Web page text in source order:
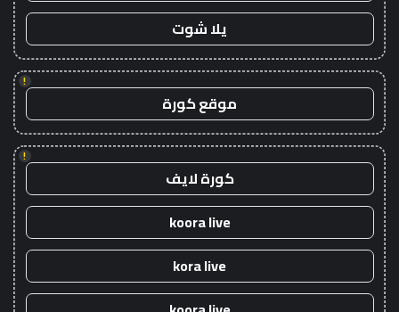
يلا شوت
!
موقع كورة
!
كورة لايف
koora live
kora live